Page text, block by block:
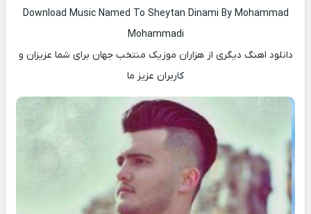
Download Music Named To Sheytan Dinami By Mohammad
Mohammadi
دانلود اهنگ دیگری از هزاران موزیک منتخب جهان برای شما عزیزان و
کاربران عزیز ما